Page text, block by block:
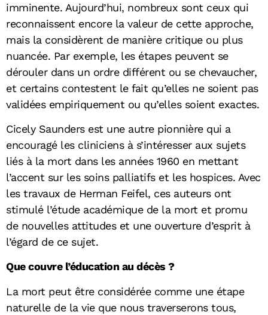
imminente. Aujourd’hui, nombreux sont ceux qui
reconnaissent encore la valeur de cette approche,
mais la considèrent de manière critique ou plus
nuancée. Par exemple, les étapes peuvent se
dérouler dans un ordre différent ou se chevaucher,
et certains contestent le fait qu’elles ne soient pas
validées empiriquement ou qu’elles soient exactes.
Cicely Saunders est une autre pionnière qui a
encouragé les cliniciens à s’intéresser aux sujets
liés à la mort dans les années 1960 en mettant
l’accent sur les soins palliatifs et les hospices. Avec
les travaux de Herman Feifel, ces auteurs ont
stimulé l’étude académique de la mort et promu
de nouvelles attitudes et une ouverture d’esprit à
l’égard de ce sujet.
Que couvre l’éducation au décès ?
La mort peut être considérée comme une étape
naturelle de la vie que nous traverserons tous,